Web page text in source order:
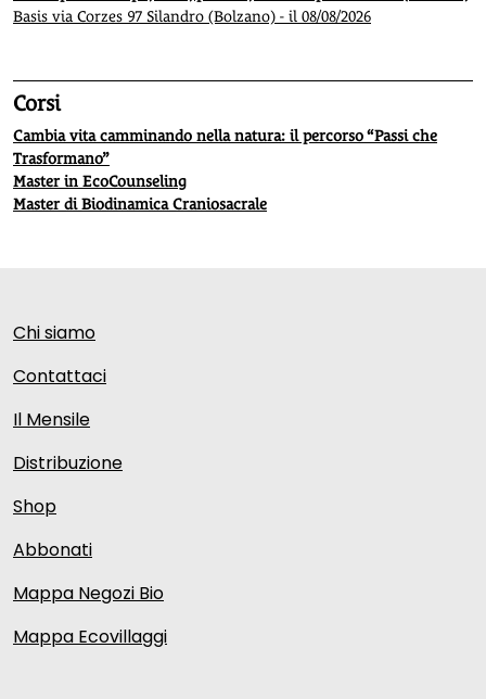
Basis via Corzes 97 Silandro (Bolzano) - il 08/08/2026
Corsi
Cambia vita camminando nella natura: il percorso “Passi che
Trasformano”
Master in EcoCounseling
Master di Biodinamica Craniosacrale
Chi siamo
Contattaci
Il Mensile
Distribuzione
Shop
Abbonati
Mappa Negozi Bio
Mappa Ecovillaggi